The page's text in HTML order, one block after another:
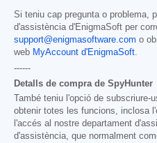
Si teniu cap pregunta o problema,
d'assistència d'EnigmaSoft per
support@enigmasoftware.com o
web MyAccount d'EnigmaSoft.
------
Detalls de compra de SpyHunter
També teniu l'opció de
obtenir totes les funcions, inclosa
l'accés al nostre departament
d'assistència, que normalment